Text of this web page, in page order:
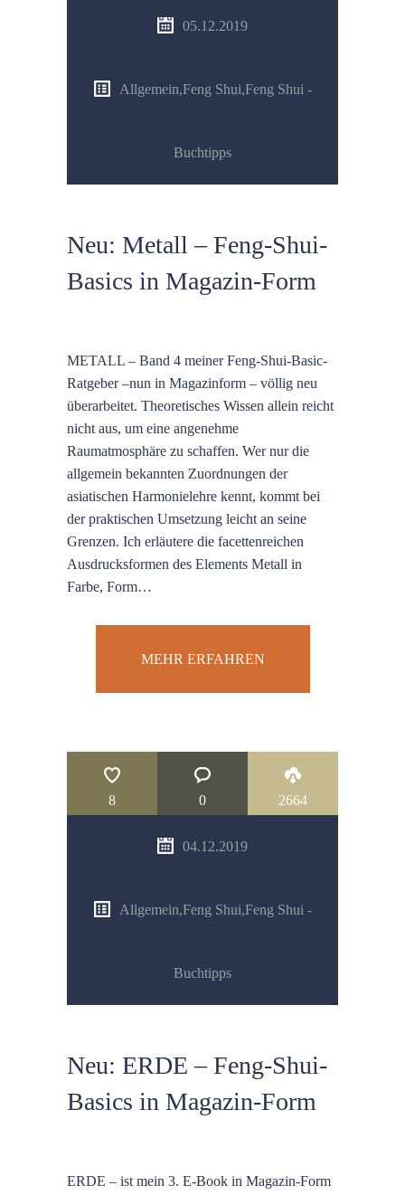
05.12.2019
Allgemein,Feng Shui,Feng Shui -
Buchtipps
Neu: Metall – Feng-Shui-
Basics in Magazin-Form
METALL – Band 4 meiner Feng-Shui-Basic-
Ratgeber –nun in Magazinform – völlig neu
überarbeitet. Theoretisches Wissen allein reicht
nicht aus, um eine angenehme
Raumatmosphäre zu schaffen. Wer nur die
allgemein bekannten Zuordnungen der
asiatischen Harmonielehre kennt, kommt bei
der praktischen Umsetzung leicht an seine
Grenzen. Ich erläutere die facettenreichen
Ausdrucksformen des Elements Metall in
Farbe, Form…
MEHR ERFAHREN
8 0 2664
04.12.2019
Allgemein,Feng Shui,Feng Shui -
Buchtipps
Neu: ERDE – Feng-Shui-
Basics in Magazin-Form
ERDE – ist mein 3. E-Book in Magazin-Form